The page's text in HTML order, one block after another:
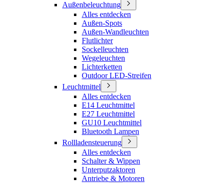
Außenbeleuchtung
Alles entdecken
Außen-Spots
Außen-Wandleuchten
Flutlichter
Sockelleuchten
Wegeleuchten
Lichterketten
Outdoor LED-Streifen
Leuchtmittel
Alles entdecken
E14 Leuchtmittel
E27 Leuchtmittel
GU10 Leuchtmittel
Bluetooth Lampen
Rollladensteuerung
Alles entdecken
Schalter & Wippen
Unterputzaktoren
Antriebe & Motoren